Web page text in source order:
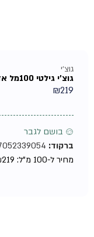
גוצ'י
גוצ'י גילטי 100מל אדט מבית גוצ'י טסטר – בושם לגבר
₪219
♂ בושם לגבר
ברקוד:737052339054
מחיר ל-100 מ"ל:
₪219